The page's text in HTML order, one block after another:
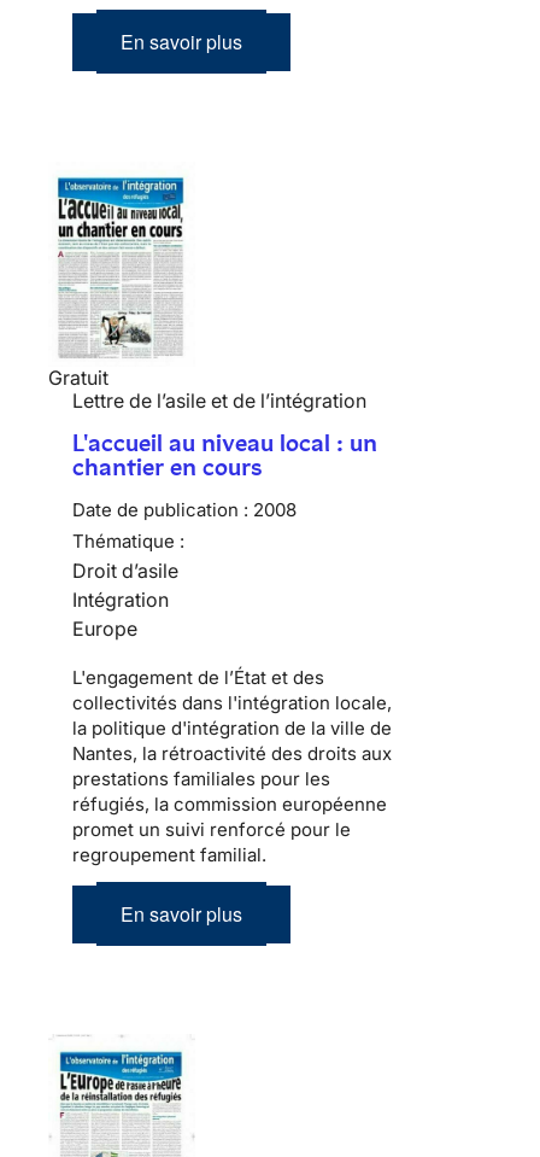
En savoir plus
Gratuit
Lettre de l’asile et de l’intégration
L'accueil au niveau local : un
chantier en cours
Date de publication : 2008
Thématique :
Droit d’asile
Intégration
Europe
L'engagement de l’État et des
collectivités dans l'intégration locale,
la politique d'intégration de la ville de
Nantes, la rétroactivité des droits aux
prestations familiales pour les
réfugiés, la commission européenne
promet un suivi renforcé pour le
regroupement familial.
En savoir plus